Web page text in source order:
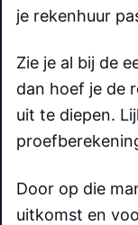
je rekenhuur
Zie je al bij de
dan hoef je de
uit te diepen.
Door op die
uitkomst en